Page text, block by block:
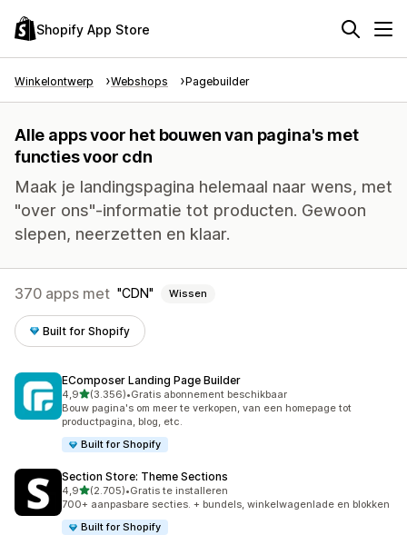
Shopify App Store
Winkelontwerp Webshops Pagebuilder
Alle apps voor het bouwen van pagina's met
functies voor cdn
Maak je landingspagina helemaal naar wens, met
"over ons"-informatie tot producten. Gewoon
slepen, neerzetten en klaar.
370 apps met CDN Wissen
Built for Shopify
EComposer Landing Page Builder
4,9van 5 sterren
(3.356)
3356 recensies in totaal
•Gratis abonnement beschikbaar
Bouw pagina's om meer te verkopen, van een homepage tot
productpagina, blog, etc.
Built for Shopify
Section Store: Theme Sections
4,9van 5 sterren
(2.705)
2705 recensies in totaal
•Gratis te installeren
700+ aanpasbare secties. + bundels, winkelwagenlade en blokken
Built for Shopify